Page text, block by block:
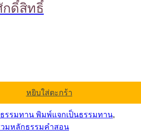
ดิ์สิทธิ์
หยิบใส่ตะกร้า
รรมทาน พิมพ์แจกเป็นธรรมทาน,
มหลักธรรมคำสอน